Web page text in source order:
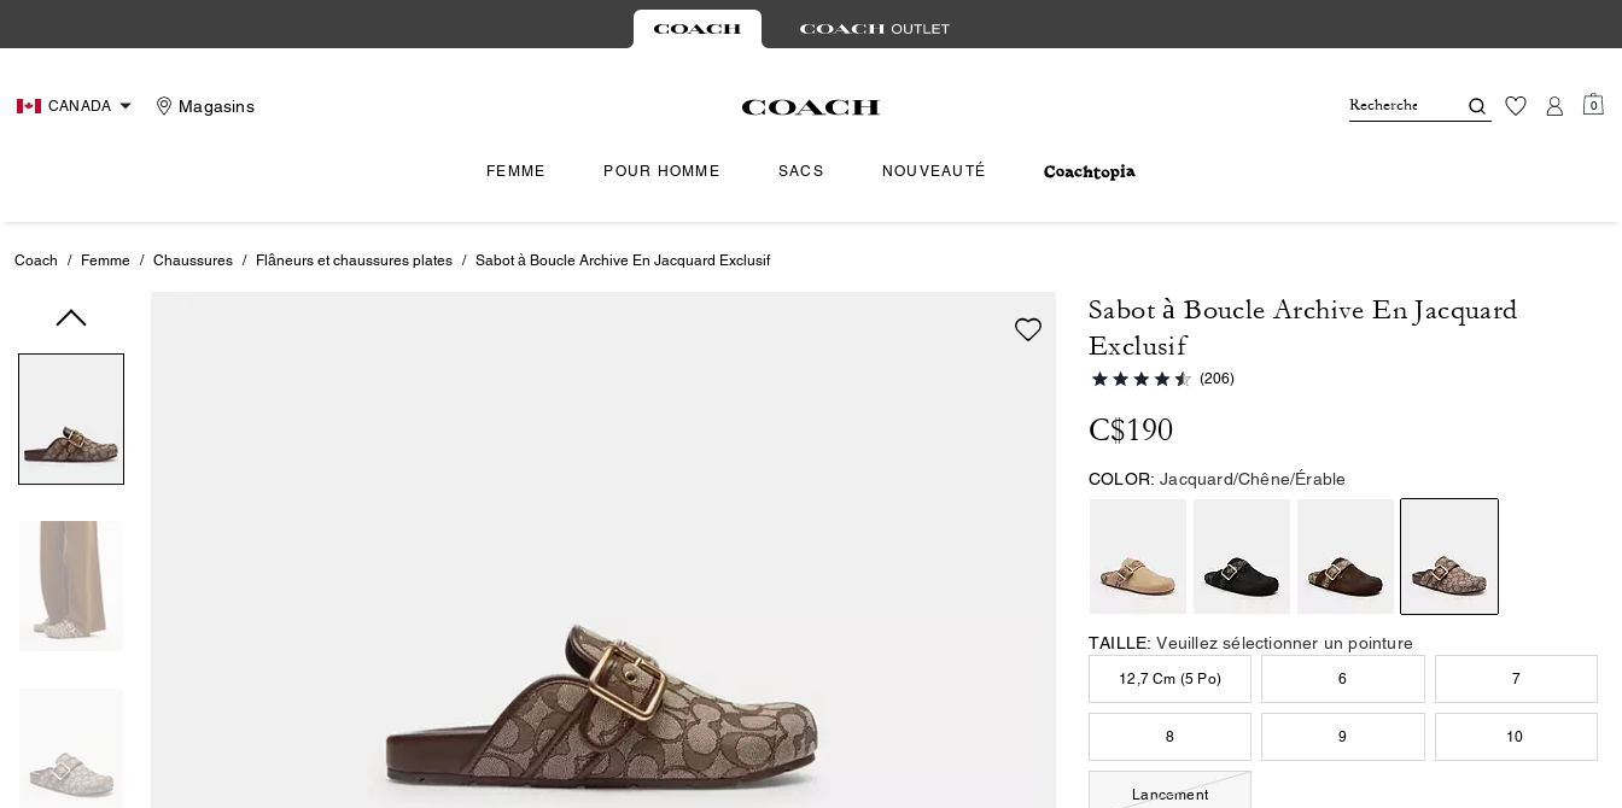
CANADA Magasins 0
FEMME POUR HOMME SACS NOUVEAUTÉ
Coach / Femme / Chaussures / Flâneurs et chaussures plates / Sabot à Boucle Archive En Jacquard Exclusif
Sabot à Boucle Archive En Jacquard
Exclusif
(206)
C$190
COLOR: Jacquard/Chêne/Érable
TAILLE: Veuillez sélectionner un pointure
12,7 Cm (5 Po) 6 7
8 9 10
Lancement